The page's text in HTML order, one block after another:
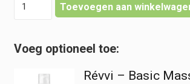
Lotion
Toevoegen aan
Révvi – Basic